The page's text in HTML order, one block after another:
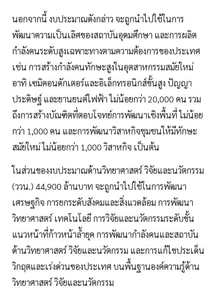
นอกจากนี้ งบประมาณดังกล่าว จะถูกนำไปใช้ในการ
พัฒนาความเป็นเลิศของสถาบันอุดมศึกษา และการผลิต
กำลังคนระดับสูงเฉพาะทางตามความต้องการของประเทศ
เช่น การสร้างกำลังคนทักษะสูงในอุตสาหกรรมสมัยใหม่
อาทิ เซมิคอนดักเตอร์และอิเล็กทรอนิกส์ขั้นสูง ปัญญา
ประดิษฐ์ และยานยนต์ไฟฟ้า ไม่น้อยกว่า 20,000 คน รวม
ถึงการสร้างบัณฑิตที่ตอบโจทย์การพัฒนาเชิงพื้นที่ ไม่น้อย
กว่า 1,000 คน และการพัฒนาวิสาหกิจชุมชนให้มีทักษะ
สมัยใหม่ ไม่น้อยกว่า 1,000 วิสาหกิจ เป็นต้น
ในส่วนของงบประมาณด้านวิทยาศาสตร์ วิจัยและนวัตกรรม
(ววน.) 44,900 ล้านบาท จะถูกนำไปใช้ในการพัฒนา
เศรษฐกิจ การยกระดับสังคมและสิ่งแวดล้อม การพัฒนา
วิทยาศาสตร์ เทคโนโลยี การวิจัยและนวัตกรรมระดับขั้น
แนวหน้าที่ก้าวหน้าล้ำยุค การพัฒนากำลังคนและสถาบัน
ด้านวิทยาศาสตร์ วิจัยและนวัตกรรม และการแก้ไขประเด็น
วิกฤตและเร่งด่วนของประเทศ บนพื้นฐานองค์ความรู้ด้าน
วิทยาศาสตร์ วิจัยและนวัตกรรม